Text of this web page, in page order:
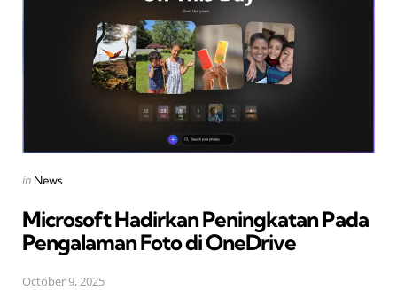
Posted
in News
Microsoft Hadirkan Peningkatan Pada
Pengalaman Foto di OneDrive
October 9, 2025